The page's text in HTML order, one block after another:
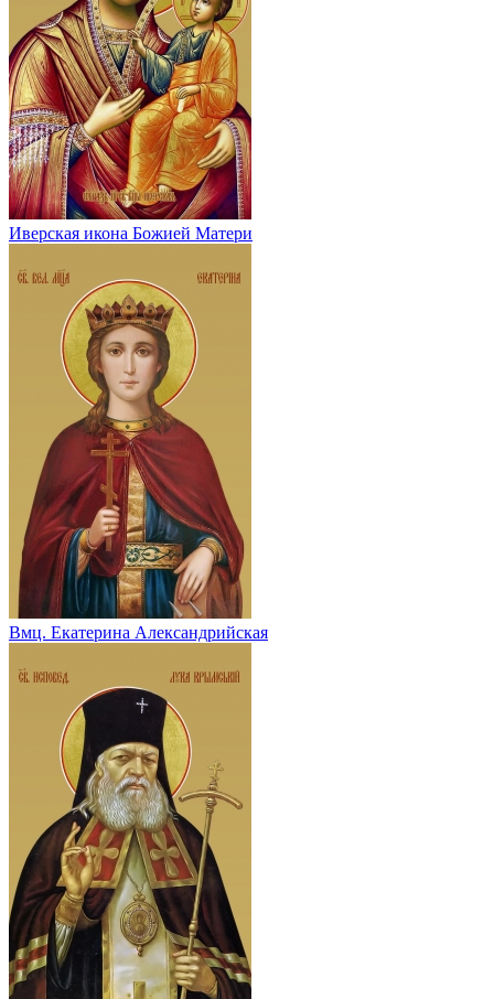
Иверская икона Божией Матери
Вмц. Екатерина Александрийская